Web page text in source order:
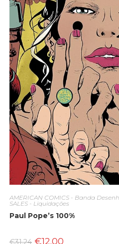
AMERICAN COMICS - Banda
SALES - Liquidações
Paul Pope’s 100%
€31.24 O
€12.00O